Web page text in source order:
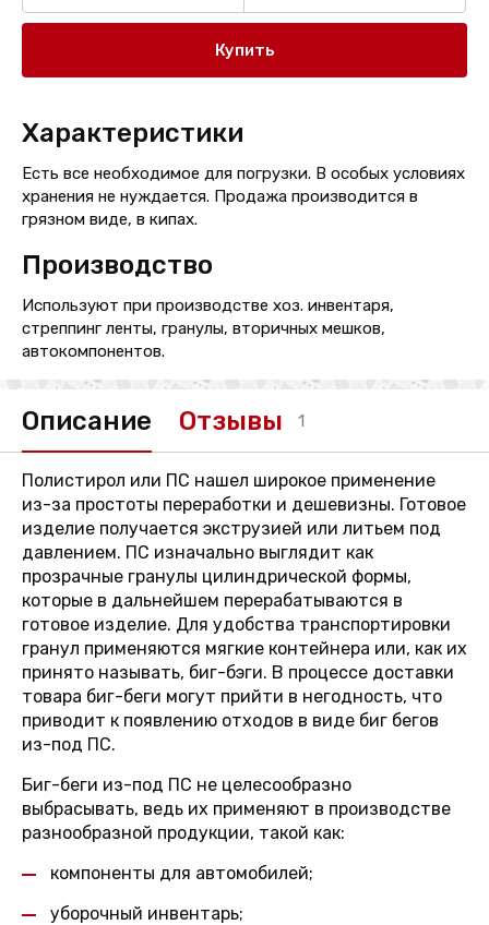
Купить
Характеристики
Есть все необходимое для погрузки. В особых условиях
хранения не нуждается. Продажа производится в
грязном виде, в кипах.
Производство
Используют при производстве хоз. инвентаря,
стреппинг ленты, гранулы, вторичных мешков,
автокомпонентов.
Описание Отзывы 1
Полистирол или ПС нашел широкое применение
из-за простоты переработки и дешевизны. Готовое
изделие получается экструзией или литьем под
давлением. ПС изначально выглядит как
прозрачные гранулы цилиндрической формы,
которые в дальнейшем перерабатываются в
готовое изделие. Для удобства транспортировки
гранул применяются мягкие контейнера или, как их
принято называть, биг-бэги. В процессе доставки
товара биг-беги могут прийти в негодность, что
приводит к появлению отходов в виде биг бегов
из-под ПС.
Биг-беги из-под ПС не целесообразно
выбрасывать, ведь их применяют в производстве
разнообразной продукции, такой как:
компоненты для автомобилей;
уборочный инвентарь;